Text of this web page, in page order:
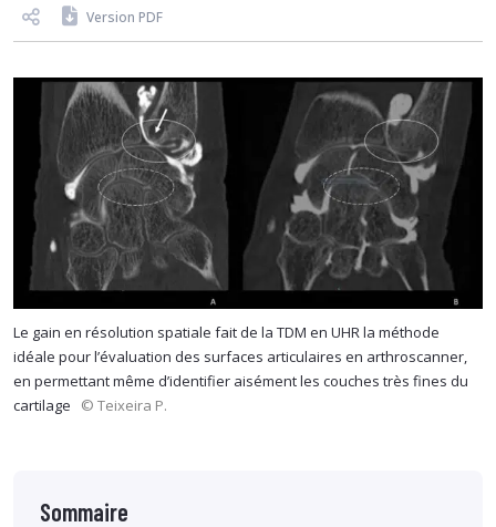
Version PDF
Le gain en résolution spatiale fait de la TDM en UHR la méthode
idéale pour l’évaluation des surfaces articulaires en arthroscanner,
en permettant même d’identifier aisément les couches très fines du
cartilage
© Teixeira P.
Sommaire